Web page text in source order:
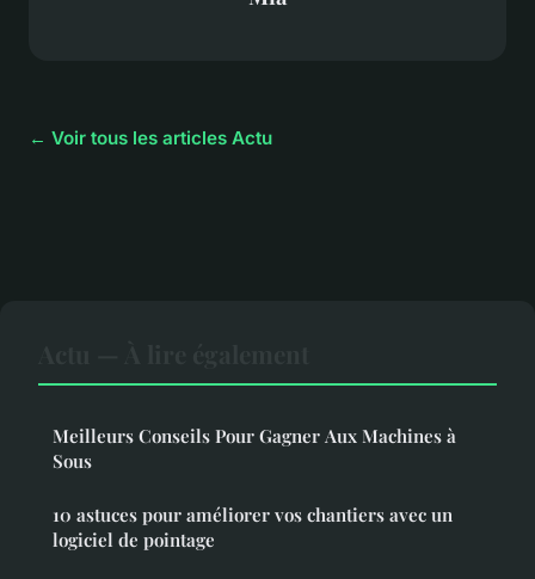
← Voir tous les articles Actu
Meilleurs Conseils Pour Gagner Aux Machines à
Sous
10 astuces pour améliorer vos chantiers avec un
logiciel de pointage